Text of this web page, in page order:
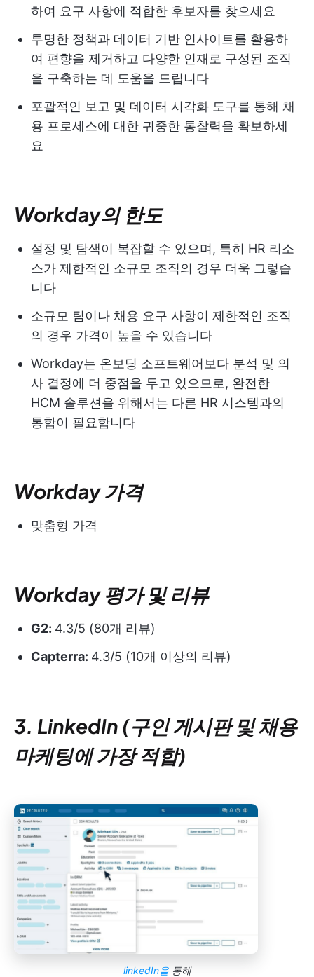
하여 요구 사항에 적합한 후보자를 찾으세요
투명한 정책과 데이터 기반 인사이트를 활용하
여 편향을 제거하고 다양한 인재로 구성된 조직
을 구축하는 데 도움을 드립니다
포괄적인 보고 및 데이터 시각화 도구를 통해 채
용 프로세스에 대한 귀중한 통찰력을 확보하세
요
Workday의 한도
설정 및 탐색이 복잡할 수 있으며, 특히 HR 리소
스가 제한적인 소규모 조직의 경우 더욱 그렇습
니다
소규모 팀이나 채용 요구 사항이 제한적인 조직
의 경우 가격이 높을 수 있습니다
Workday는 온보딩 소프트웨어보다 분석 및 의
사 결정에 더 중점을 두고 있으므로, 완전한
HCM 솔루션을 위해서는 다른 HR 시스템과의
통합이 필요합니다
Workday 가격
맞춤형 가격
Workday 평가 및 리뷰
G2: 4.3/5 (80개 리뷰)
Capterra: 4.3/5 (10개 이상의 리뷰)
3. LinkedIn (구인 게시판 및 채용
마케팅에 가장 적합)
linkedIn을통해